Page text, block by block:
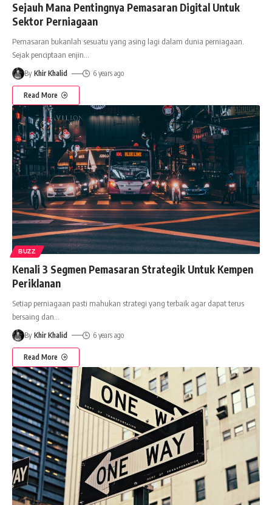
Sejauh Mana Pentingnya Pemasaran Digital Untuk
Sektor Perniagaan
Pemasaran bukanlah sesuatu yang asing lagi dalam dunia perniagaan.
Sejak penciptaan enjin
By Khir Khalid 6 years ago
Read More
BUZZ
Kenali 3 Segmen Pemasaran Strategik Untuk Kempen
Periklanan
Setiap perniagaan pasti mahukan strategi yang terbaik agar dapat terus
bersaing dan
By Khir Khalid 6 years ago
Read More